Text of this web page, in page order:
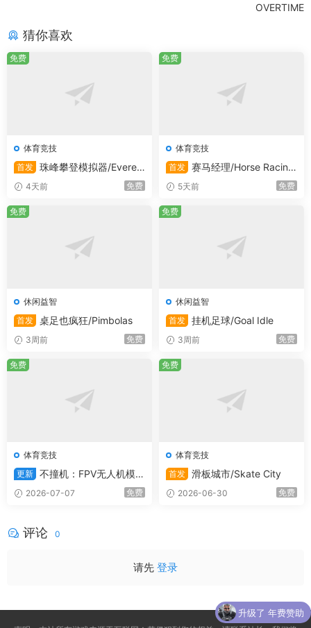
OVERTIME
猜你喜欢
体育竞技
首发 珠峰攀登模拟器/Everes
t: Real Climbing Simulator
4天前 免费
免费
体育竞技
首发 赛马经理/Horse Racing
Manager
5天前 免费
免费
休闲益智
首发 桌足也疯狂/Pimbolas
3周前 免费
免费
休闲益智
首发 挂机足球/Goal Idle
3周前 免费
免费
体育竞技
更新 不撞机：FPV无人机模拟
器/Uncrashed : FPV Drone Si
mulator
2026-07-07 免费
免费
体育竞技
首发 滑板城市/Skate City
2026-06-30 免费
免费
评论 0
请先 登录
升级了 年费赞助